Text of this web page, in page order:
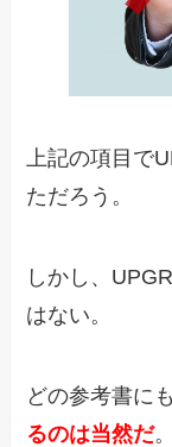
上記の項目で
ただろう。
しかし、
はない。
どの参考書に
るのは当然だ。